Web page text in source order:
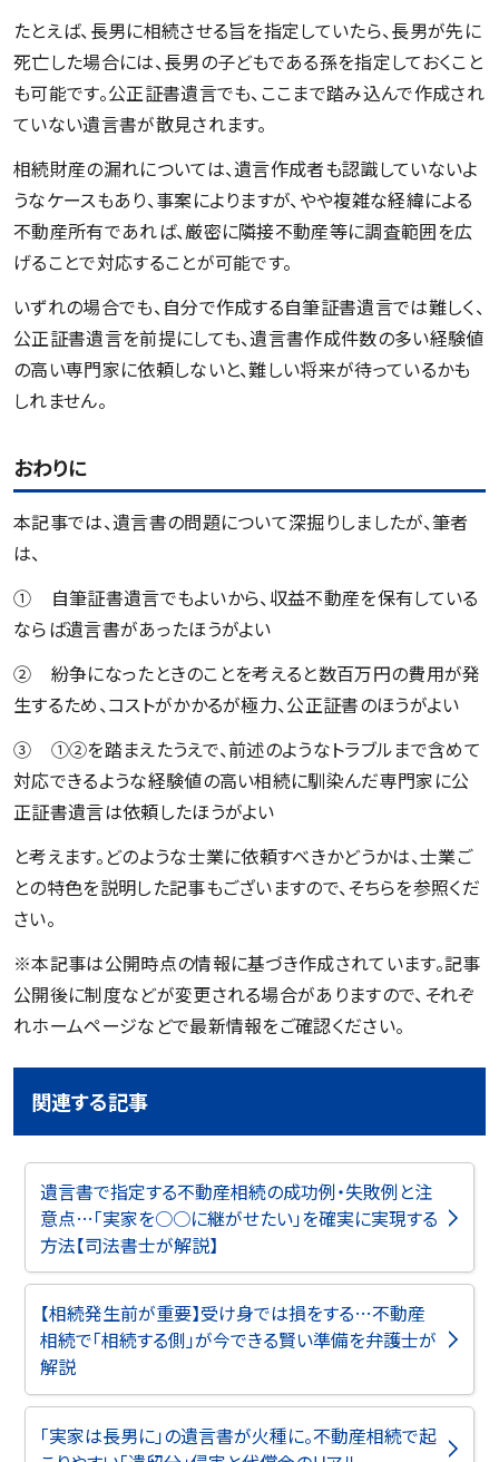
たとえば、長男に相続させる旨を指定していたら、長男が先に
死亡した場合には、長男の子どもである孫を指定しておくこと
も可能です。公正証書遺言でも、ここまで踏み込んで作成され
ていない遺言書が散見されます。
相続財産の漏れについては、遺言作成者も認識していないよ
うなケースもあり、事案によりますが、やや複雑な経緯による
不動産所有であれば、厳密に隣接不動産等に調査範囲を広
げることで対応することが可能です。
いずれの場合でも、自分で作成する自筆証書遺言では難しく、
公正証書遺言を前提にしても、遺言書作成件数の多い経験値
の高い専門家に依頼しないと、難しい将来が待っているかも
しれません。
おわりに
本記事では、遺言書の問題について深掘りしましたが、筆者
は、
① 自筆証書遺言でもよいから、収益不動産を保有している
ならば遺言書があったほうがよい
② 紛争になったときのことを考えると数百万円の費用が発
生するため、コストがかかるが極力、公正証書のほうがよい
③ ①②を踏まえたうえで、前述のようなトラブルまで含めて
対応できるような経験値の高い相続に馴染んだ専門家に公
正証書遺言は依頼したほうがよい
と考えます。どのような士業に依頼すべきかどうかは、士業ご
との特色を説明した記事もございますので、そちらを参照くだ
さい。
※本記事は公開時点の情報に基づき作成されています。記事
公開後に制度などが変更される場合がありますので、それぞ
れホームページなどで最新情報をご確認ください。
関連する記事
遺言書で指定する不動産相続の成功例・失敗例と注
意点…「実家を○○に継がせたい」を確実に実現する
方法【司法書士が解説】
【相続発生前が重要】受け身では損をする…不動産
相続で「相続する側」が今できる賢い準備を弁護士が
解説
「実家は長男に」の遺言書が火種に。不動産相続で起